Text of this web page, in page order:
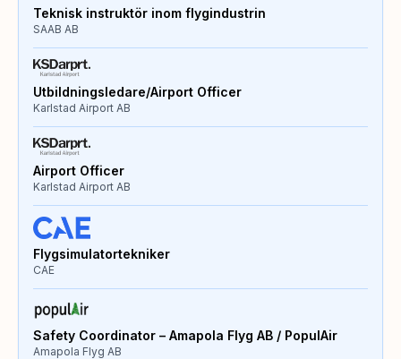
Teknisk instruktör inom flygindustrin
SAAB AB
Utbildningsledare/Airport Officer
Karlstad Airport AB
Airport Officer
Karlstad Airport AB
Flygsimulatortekniker
CAE
Safety Coordinator – Amapola Flyg AB / PopulAir
Amapola Flyg AB